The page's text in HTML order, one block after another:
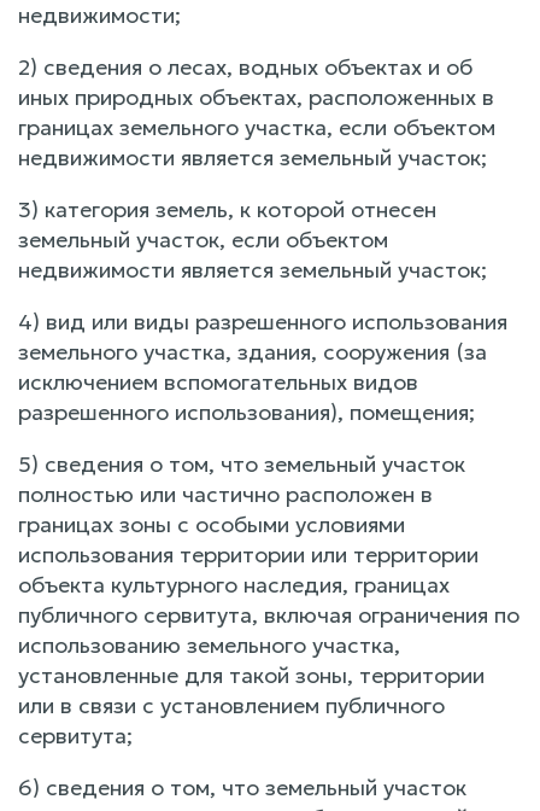
недвижимости;
2) сведения о лесах, водных объектах и об
иных природных объектах, расположенных в
границах земельного участка, если объектом
недвижимости является земельный участок;
3) категория земель, к которой отнесен
земельный участок, если объектом
недвижимости является земельный участок;
4) вид или виды разрешенного использования
земельного участка, здания, сооружения (за
исключением вспомогательных видов
разрешенного использования), помещения;
5) сведения о том, что земельный участок
полностью или частично расположен в
границах зоны с особыми условиями
использования территории или территории
объекта культурного наследия, границах
публичного сервитута, включая ограничения по
использованию земельного участка,
установленные для такой зоны, территории
или в связи с установлением публичного
сервитута;
6) сведения о том, что земельный участок